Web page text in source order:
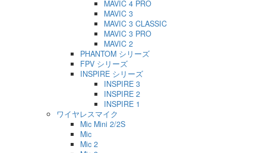
MAVIC 4 PRO
MAVIC 3
MAVIC 3 CLASSIC
MAVIC 3 PRO
MAVIC 2
PHANTOM シリーズ
FPV シリーズ
INSPIRE シリーズ
INSPIRE 3
INSPIRE 2
INSPIRE 1
ワイヤレスマイク
Mic Mini 2/2S
Mic
Mic 2